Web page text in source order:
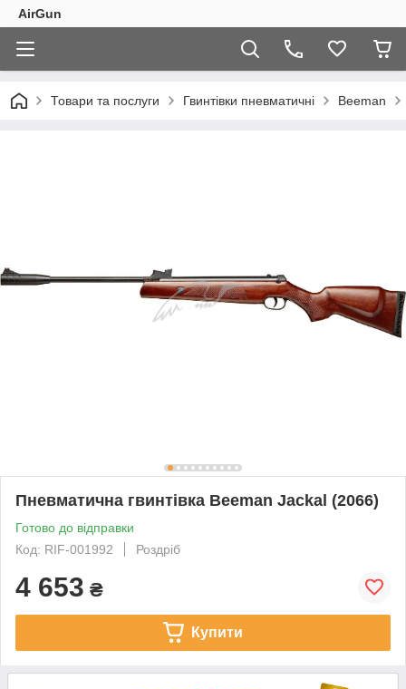
AirGun
Товари та послуги Гвинтівки пневматичні Beeman
Пневматична гвинтівка Beeman Jackal (2066)
Готово до відправки
Код: RIF-001992
Роздріб
4 653 ₴
Купити